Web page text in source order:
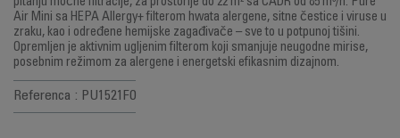
pitanju moćne filtracije, za prostorije do 22 m² sa CADR od 85 m³/h. Pure
Air Mini sa HEPA Allergy+ filterom hwata alergene, sitne čestice i viruse u
zraku, kao i određene hemijske zagađivače – sve to u potpunoj tišini.
Opremljen je aktivnim ugljenim filterom koji smanjuje neugodne mirise,
posebnim režimom za alergene i energetski efikasnim dizajnom.
Referenca : PU1521F0